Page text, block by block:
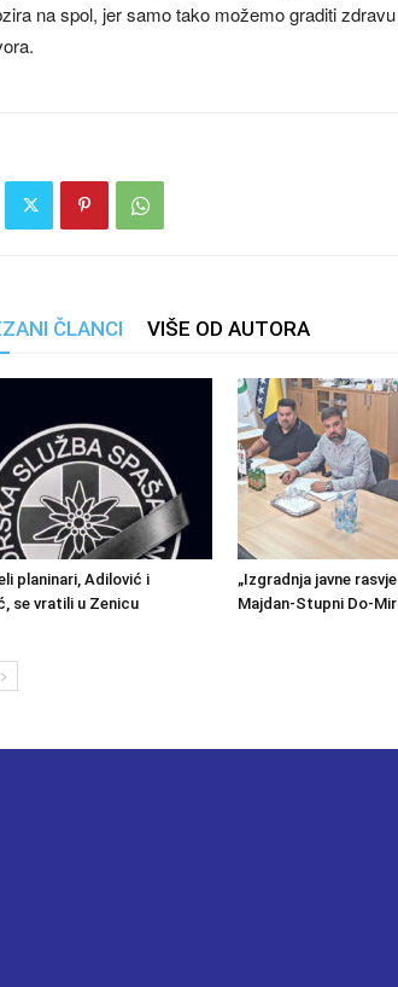
na spol, jer samo tako možemo graditi
ČLANCI VIŠE OD AUTORA
planinari, Adilović i
se vratili u Zenicu
„Izgradnja javne
Majdan-Stupni Do-